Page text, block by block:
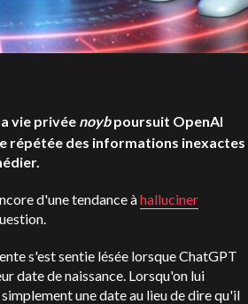
vie privée noybpoursuit OpenAI
répétée des informations inexactes
d'une tendance àhalluciner
s'est sentie lésée lorsqueChatGPT
date de naissance. Lorsqu'on lui
une date au lieu de dire qu'il